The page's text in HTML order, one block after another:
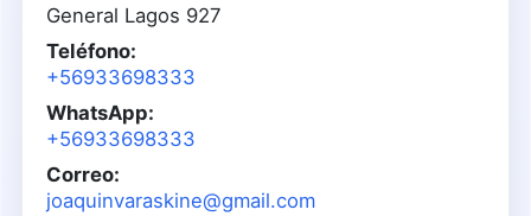
General Lagos 927
Teléfono:
+56933698333
WhatsApp:
+56933698333
Correo:
joaquinvaraskine@gmail.com